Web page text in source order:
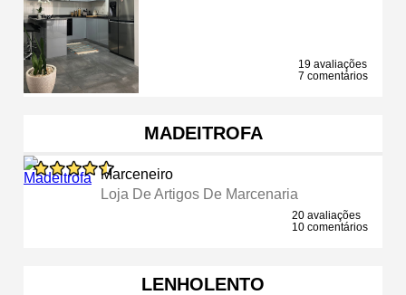
19 avaliações
7 comentários
MADEITROFA
Marceneiro
Loja De Artigos De Marcenaria
20 avaliações
10 comentários
LENHOLENTO